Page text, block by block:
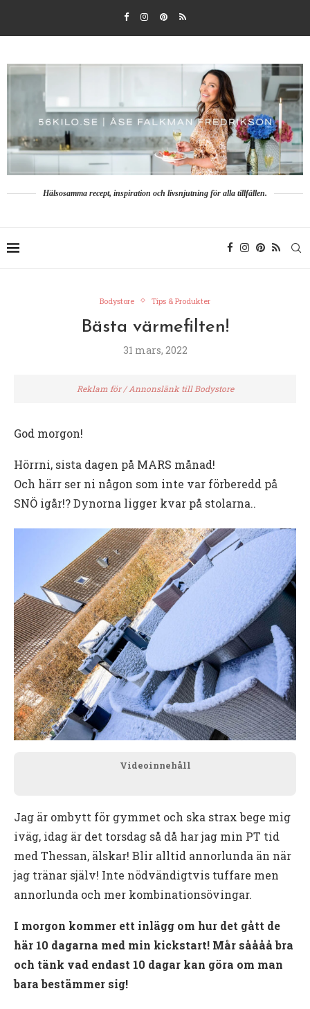
Hälsosamma recept, inspiration och livsnjutning för alla tillfällen.
Bodystore Tips & Produkter
Bästa värmefilten!
31 mars, 2022
Reklam för / Annonslänk till Bodystore
God morgon!
Hörrni, sista dagen på MARS månad!
Och härr ser ni någon som inte var förberedd på
SNÖ igår!? Dynorna ligger kvar på stolarna..
Videoinnehåll
Jag är ombytt för gymmet och ska strax bege mig
iväg, idag är det torsdag så då har jag min PT tid
med Thessan, älskar! Blir alltid annorlunda än när
jag tränar själv! Inte nödvändigtvis tuffare men
annorlunda och mer kombinationsövingar.
I morgon kommer ett inlägg om hur det gått de
här 10 dagarna med min kickstart! Mår såååå bra
och tänk vad endast 10 dagar kan göra om man
bara bestämmer sig!